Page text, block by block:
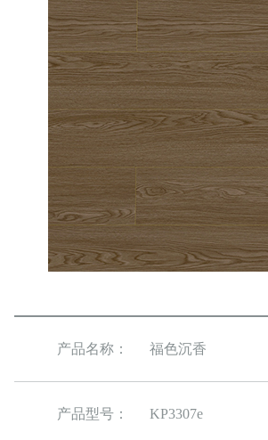
产品名称： 福色沉香
产品型号： KP3307e